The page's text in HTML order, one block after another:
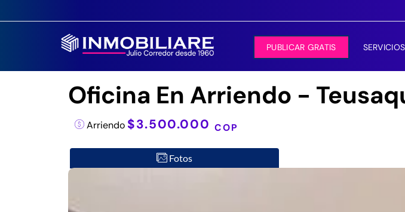
PUBLICAR GRATIS
Oficina En Arriendo -
Arriendo $3.500.000COP
Fotos